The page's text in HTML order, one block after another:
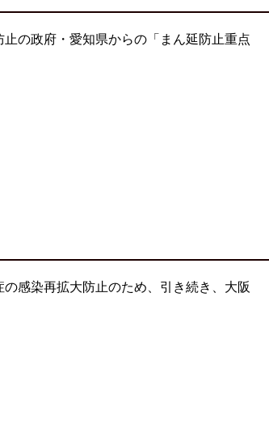
の政府・愛知県からの「まん延防止重点
感染再拡大防止のため、引き続き、大阪